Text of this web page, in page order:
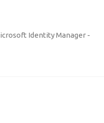
Identity Manager -